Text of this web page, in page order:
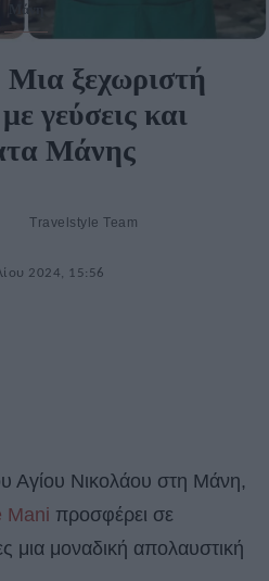
Μάνη
ξεχωριστή
γεύσεις και
Μάνης
Travelstyle Team
2024, 15:56
Αγίου Νικολάου στη Μάνη,
Mani προσφέρει σε
μια μοναδική απολαυστική